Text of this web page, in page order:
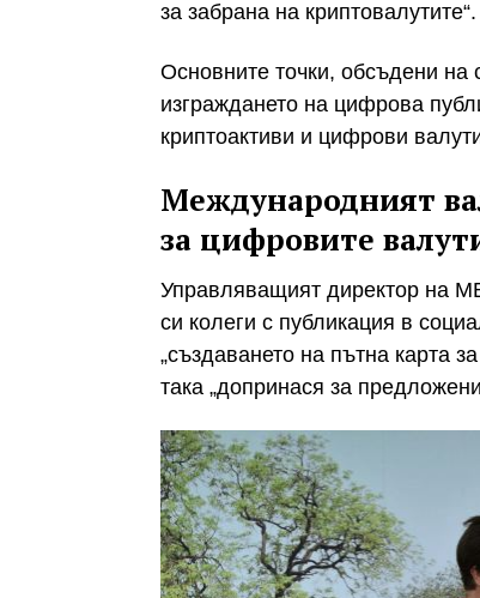
за забрана на криптовалутите“.
Основните точки, обсъдени
изграждането на цифрова
криптоактиви и цифрови
Международният
за цифровите
Управляващият директор на
си колеги с публикация в
„създаването на пътна карта
така „допринася за